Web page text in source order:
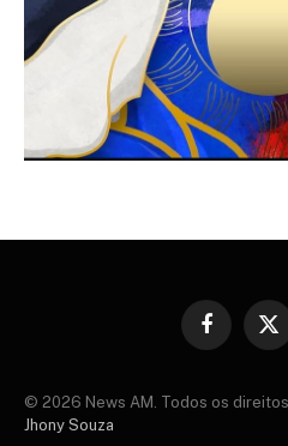
Facebook
X
© 2026 News AM. Todos os
Jhony Souza